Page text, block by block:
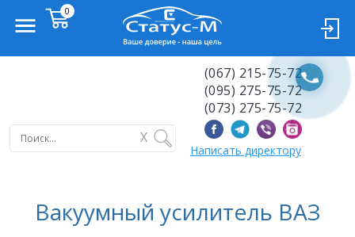
X
(067) 215-75-72
(095) 275-75-72
(073) 275-75-72
Написать директору
Вакуумный усилитель ВАЗ